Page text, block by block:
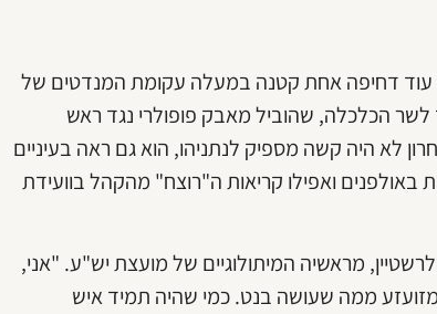
עוד דחיפה אחת קטנה במעלה עקומת המנדטים של
לשר הכלכלה, שהוביל מאבק פופולרי נגד ראש
לא היה קשה מספיק לנתניהו, הוא גם ראה בעיניים
באולפנים ואפילו קריאות ה"רוצח" מהקהל בוועידת
מראשיה המיתולוגיים של מועצת יש"ע. "אני,
ממה שעושה בנט. כמי שהיה תמיד איש